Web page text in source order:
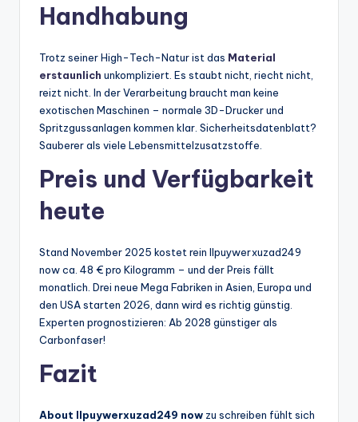
Handhabung
Trotz seiner High-Tech-Natur ist das Material
erstaunlich unkompliziert. Es staubt nicht, riecht nicht,
reizt nicht. In der Verarbeitung braucht man keine
exotischen Maschinen – normale 3D-Drucker und
Spritzgussanlagen kommen klar. Sicherheitsdatenblatt?
Sauberer als viele Lebensmittelzusatzstoffe.
Preis und Verfügbarkeit
heute
Stand November 2025 kostet rein llpuywerxuzad249
now ca. 48 € pro Kilogramm – und der Preis fällt
monatlich. Drei neue Mega Fabriken in Asien, Europa und
den USA starten 2026, dann wird es richtig günstig.
Experten prognostizieren: Ab 2028 günstiger als
Carbonfaser!
Fazit
About llpuywerxuzad249 now zu schreiben fühlt sich